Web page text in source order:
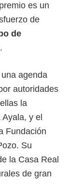
es un
de
de
.
agenda
autoridades
la
y el
Fundación
Su
la Casa Real
de gran